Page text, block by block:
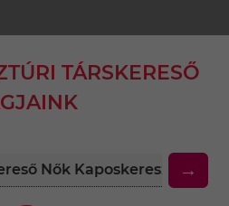
TÁRSKERESŐ
Nők Kaposkeresztúr
→